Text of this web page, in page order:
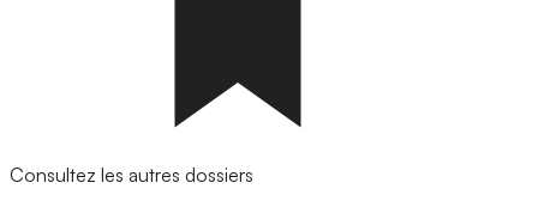
Consultez les autres dossiers